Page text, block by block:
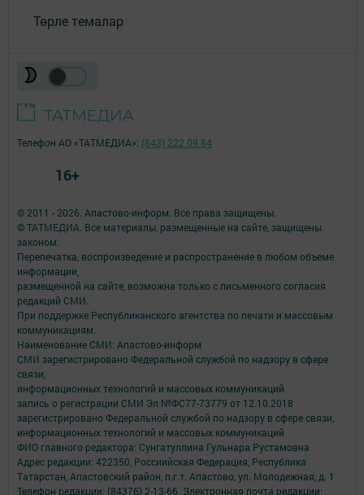
Төрле темалар
© 2011 - 2026. Апастово-информ. Все права защищены.
© ТАТМЕДИА. Все материалы, размещенные на сайте, защищены
законом.
Перепечатка, воспроизведение и распространение в любом объеме
информации,
размещенной на сайте, возможна только с письменного согласия
редакций СМИ.
При поддержке Республиканского агентства по печати и массовым
коммуникациям.
Наименование СМИ: Апастово-информ
СМИ зарегистрировано Федеральной службой по надзору в сфере
связи,
информационных технологий и массовых коммуникаций
запись о регистрации СМИ Эл №ФС77-73779 от 12.10.2018
зарегистрировано Федеральной службой по надзору в сфере связи,
информационных технологий и массовых коммуникаций
ФИО главного редактора: Сунгатуллина Гульнара Рустамовна
Адрес редакции: 422350, Россиийская Федерация, Республика
Татарстан, Апастовский район, п.г.т. Апастово, ул. Молодежная, д. 1
Телефон редакции: (84376) 2-13-66. Электронная почта редакции:
Телефон АО «ТАТМЕДИА»: (843) 222 09 84
16+